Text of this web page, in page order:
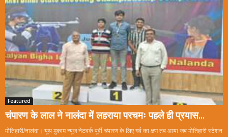
Featured
चंपारण के लाल ने नालंदा में लहराया परचमः पहले ही प्रयास...
मोतिहारी/नालंदा। यूथ मुकाम न्यूज नेटवर्क पूर्वी चंपारण के लिए गर्व का क्षण तब आया जब मोतिहारी स्टेशन